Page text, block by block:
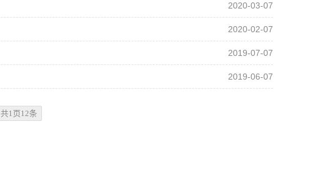
2020-03-07
2020-02-07
2019-07-07
2019-06-07
共1页12条